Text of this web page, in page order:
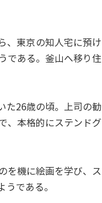
、東京の知人宅に預け
である。釜山へ移り住
た26歳の頃。上司の勧
、本格的にステンドグ
を機に絵画を学び、ス
である。